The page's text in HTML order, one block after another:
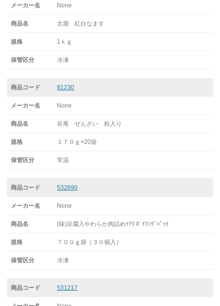
None
太堀 紅白なます
1ｋｇ
冷凍
81230
None
谷尾 ぜんざい 粒入り
１７０ｇ×20袋
常温
532690
None
(味)豆腐入やわらか肉詰めｲﾅﾘ ﾎﾞｲﾘﾝｸﾞﾊﾟｯｸ
７００ｇ袋（３０個入）
冷凍
531217